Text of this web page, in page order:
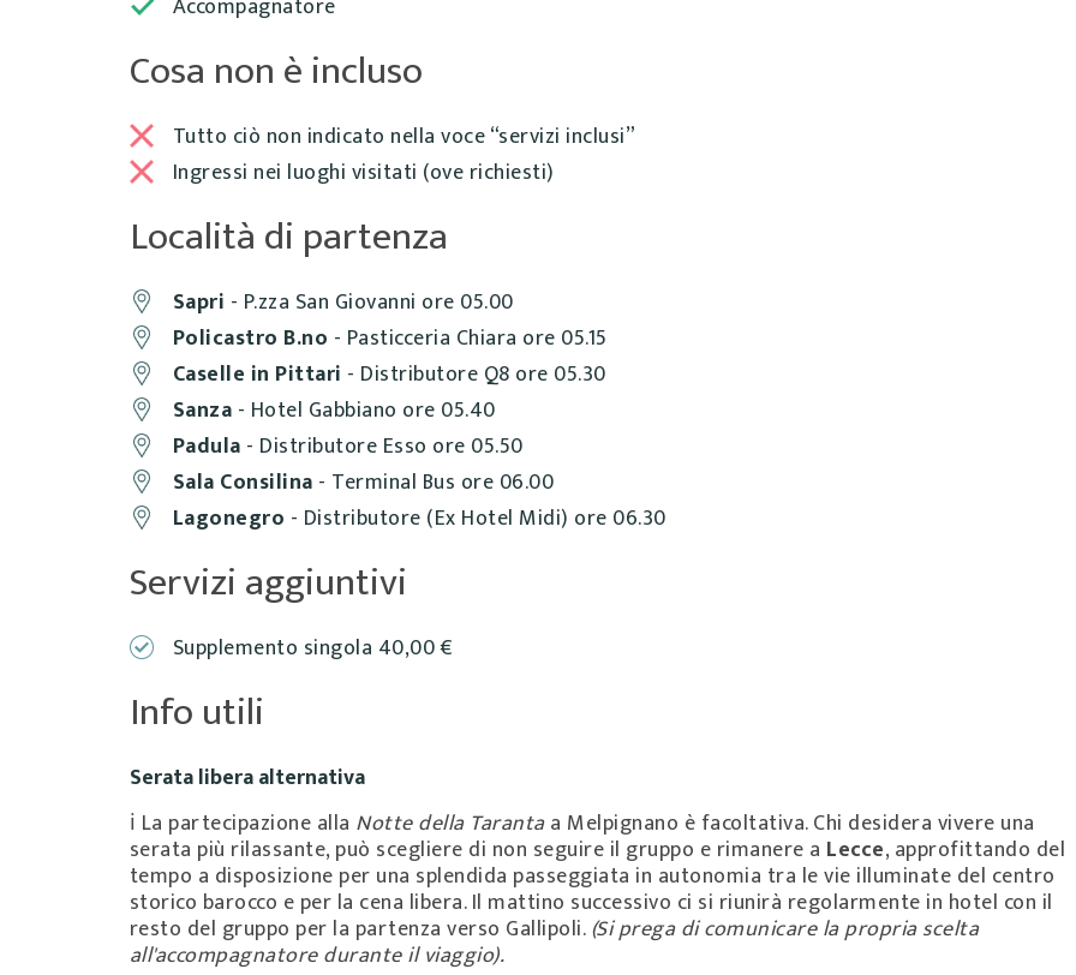
Accompagnatore
Cosa non è incluso
Tutto ciò non indicato nella voce “servizi inclusi”
Ingressi nei luoghi visitati (ove richiesti)
Località di partenza
Sapri - P.zza San Giovanni ore 05.00
Policastro B.no - Pasticceria Chiara ore 05.15
Caselle in Pittari - Distributore Q8 ore 05.30
Sanza - Hotel Gabbiano ore 05.40
Padula - Distributore Esso ore 05.50
Sala Consilina - Terminal Bus ore 06.00
Lagonegro - Distributore (Ex Hotel Midi) ore 06.30
Servizi aggiuntivi
Supplemento singola 40,00 €
Info utili
Serata libera alternativa
ℹ️ La partecipazione alla Notte della Tarantaa Melpignano è facoltativa. Chi desidera vivere una
serata più rilassante, può scegliere di non seguire il gruppo e rimanere a Lecce, approfittando del
tempo a disposizione per una splendida passeggiata in autonomia tra le vie illuminate del centro
storico barocco e per la cena libera. Il mattino successivo ci si riunirà regolarmente in hotel con il
resto del gruppo per la partenza verso Gallipoli.(Si prega di comunicare la propria scelta
all'accompagnatore durante il viaggio).